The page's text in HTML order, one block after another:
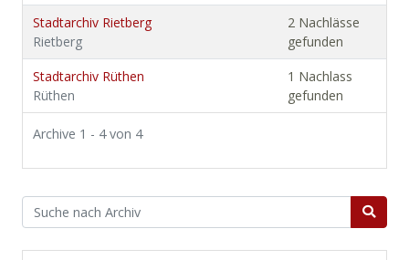
Stadtarchiv Rietberg
Rietberg
2 Nachlässe
gefunden
Stadtarchiv Rüthen
Rüthen
1 Nachlass
gefunden
Archive 1 - 4 von 4